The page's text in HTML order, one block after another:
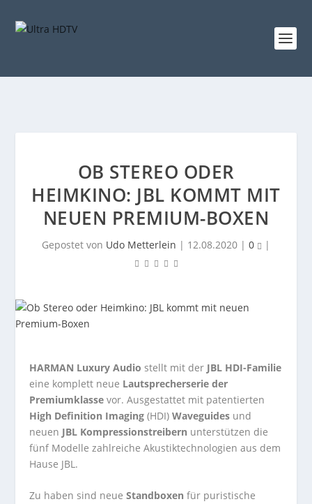
OB STEREO ODER
HEIMKINO: JBL KOMMT MIT
NEUEN PREMIUM-BOXEN
Gepostet von Udo Metterlein | 12.08.2020 | 0 |
HARMAN Luxury Audio stellt mit der JBL HDI-Familie
eine komplett neue Lautsprecherserie der
Premiumklassevor. Ausgestattet mit patentierten
High Definition Imaging (HDI)Waveguides und
neuen JBL Kompressionstreibern unterstützen die
fünf Modelle zahlreiche Akustiktechnologien aus dem
Hause JBL.
Zu haben sind neueStandboxen für puristische